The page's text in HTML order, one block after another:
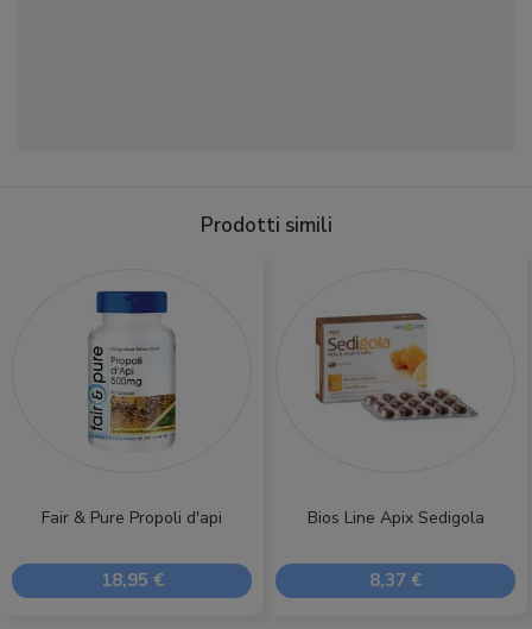
Prodotti simili
Fair & Pure Propoli d'api
18,95 €
Bios Line Apix Sedigola
8,37 €